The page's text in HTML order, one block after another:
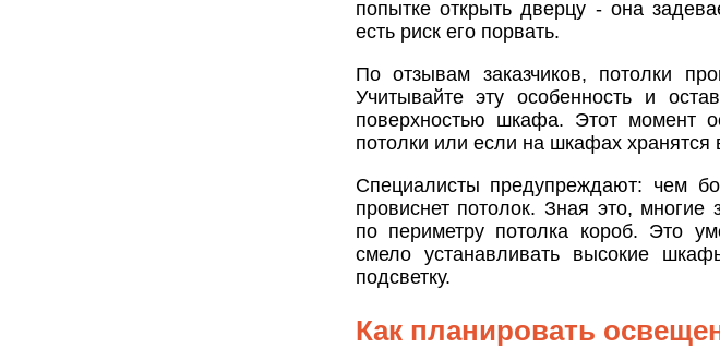
попытке открыть дверцу - она
есть риск его порвать.
По отзывам заказчиков, потолки
Учитывайте эту особенность и
поверхностью шкафа. Этот момент
потолки или если на шкафах хранятся
Специалисты предупреждают: чем
провиснет потолок. Зная это, многие
по периметру потолка короб. Это
смело устанавливать высокие
подсветку.
Как планировать